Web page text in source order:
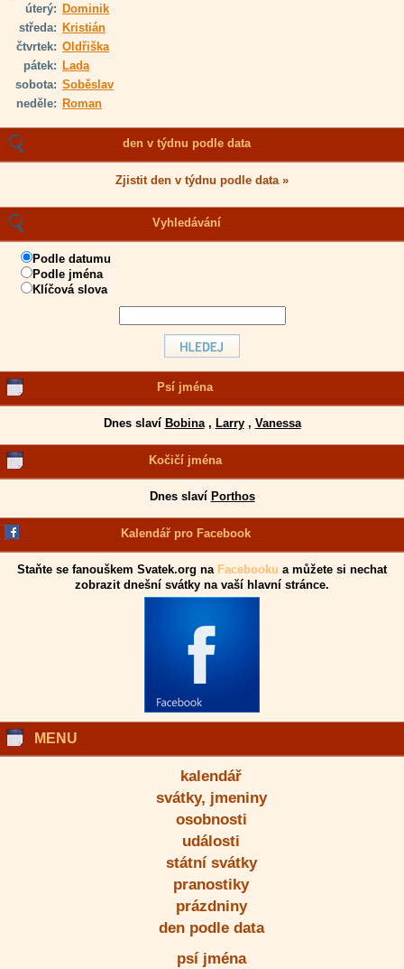
úterý: Dominik
středa: Kristián
čtvrtek: Oldřiška
pátek: Lada
sobota: Soběslav
neděle: Roman
den v týdnu podle data
Zjistit den v týdnu podle data »
Vyhledávání
Podle datumu
Podle jména
Klíčová slova
Psí jména
Dnes slaví Bobina, Larry, Vanessa
Kočičí jména
Dnes slaví Porthos
Kalendář pro Facebook
Staňte se fanouškem Svatek.org na Facebooku a můžete si nechat
zobrazit dnešní svátky na vaší hlavní stránce.
MENU
kalendář
svátky, jmeniny
osobnosti
události
státní svátky
pranostiky
prázdniny
den podle data
psí jména